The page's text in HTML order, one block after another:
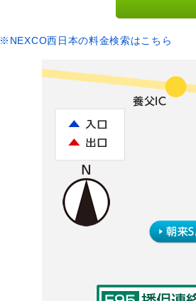
※NEXCO西日本の料金検索はこちら